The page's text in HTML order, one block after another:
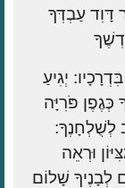
דָּוִד עַבְדְּךָ
יְגִיעַ
כְּגֶפֶן פֹּרִיָּה
לְשֻׁלְחָנֶךָ:
וּרְאֵה
לְבָנֶיךָ שָׁלוֹם